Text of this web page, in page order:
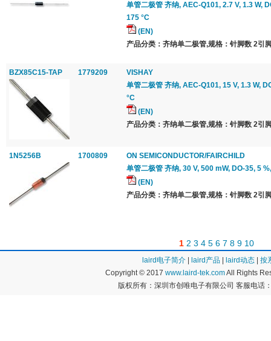
单管二极管 齐纳, AEC-Q101, 2.7 V, 1.3 W,
175 °C
(EN)
产品分类：齐纳单二极管,规格：针脚数 2引
BZX85C15-TAP 1779209
VISHAY
单管二极管 齐纳, AEC-Q101, 15 V, 1.3 W,
°C
(EN)
产品分类：齐纳单二极管,规格：针脚数 2引
1N5256B 1700809
ON SEMICONDUCTOR/FAIRCHILD
单管二极管 齐纳, 30 V, 500 mW, DO-35, 5
(EN)
产品分类：齐纳单二极管,规格：针脚数 2引
1 2 3 4 5 6 7 8 9 10
laird电子简介 laird产品 laird动态
按
Copyright © 2017 www.laird-tek.comAll Rights
版权所有：深圳市创唯电子有限公司 客服电话